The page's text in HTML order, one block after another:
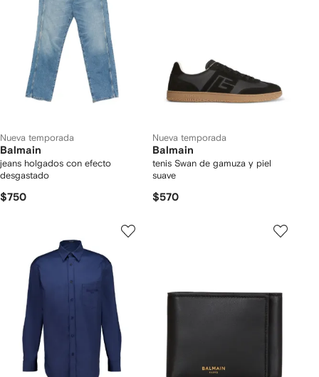
Nueva temporada
Balmain
jeans holgados con efecto
desgastado
$750
Nueva temporada
Balmain
tenis Swan de gamuza y piel
suave
$570